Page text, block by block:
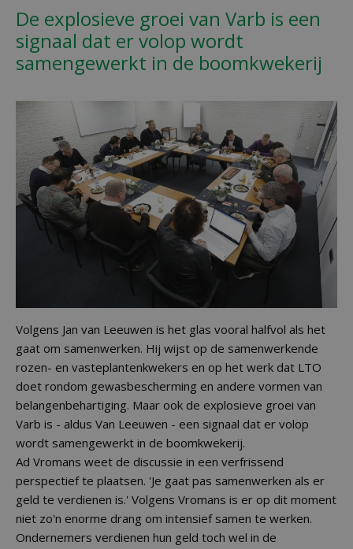
De explosieve groei van Varb is een
signaal dat er volop wordt
samengewerkt in de boomkwekerij
Volgens Jan van Leeuwen is het glas vooral halfvol als het
gaat om samenwerken. Hij wijst op de samenwerkende
rozen- en vasteplantenkwekers en op het werk dat LTO
doet rondom gewasbescherming en andere vormen van
belangenbehartiging. Maar ook de explosieve groei van
Varb is - aldus Van Leeuwen - een signaal dat er volop
wordt samengewerkt in de boomkwekerij.
Ad Vromans weet de discussie in een verfrissend
perspectief te plaatsen. 'Je gaat pas samenwerken als er
geld te verdienen is.' Volgens Vromans is er op dit moment
niet zo'n enorme drang om intensief samen te werken.
Ondernemers verdienen hun geld toch wel in de